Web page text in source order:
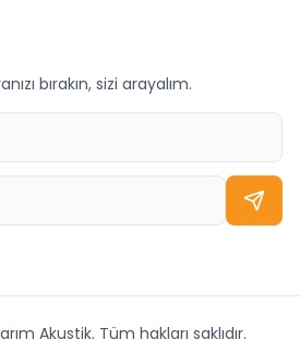
bırakın, sizi arayalım.
Akustik. Tüm hakları saklıdır.